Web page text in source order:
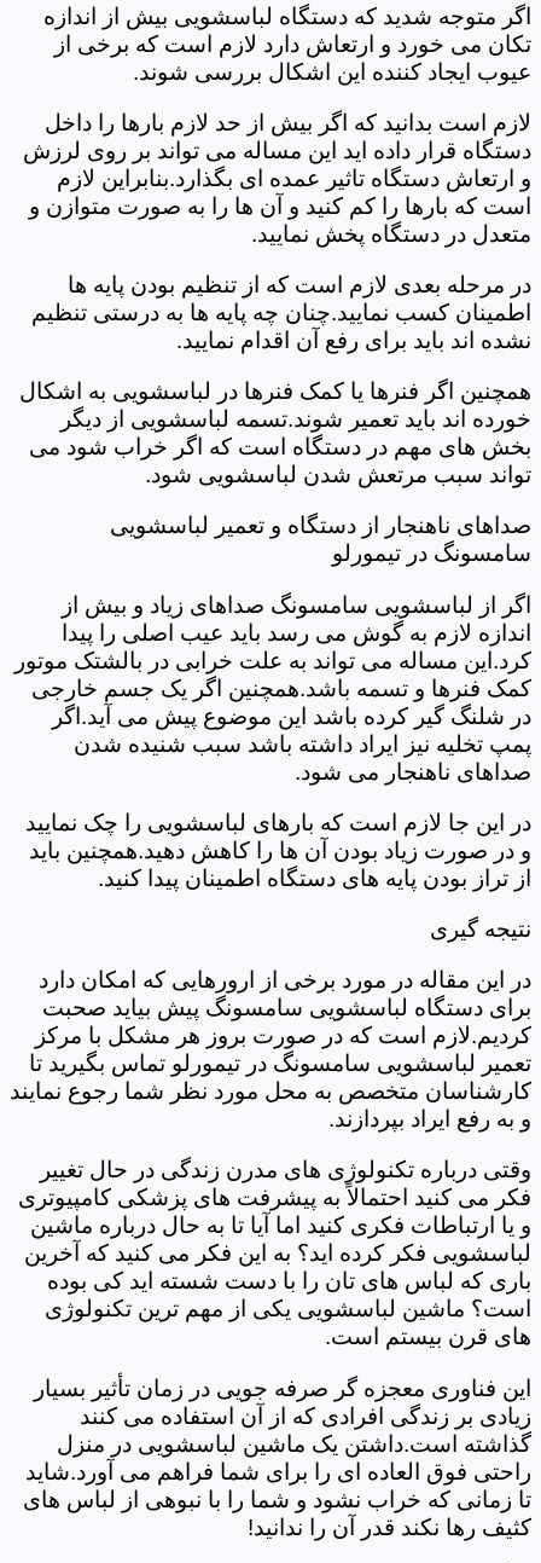
اگر متوجه شدید که دستگاه لباسشویی بیش از اندازه
تکان می خورد و ارتعاش دارد لازم است که برخی از
عیوب ایجاد کننده این اشکال بررسی شوند.
لازم است بدانید که اگر بیش از حد لازم بارها را داخل
دستگاه قرار داده اید این مساله می تواند بر روی لرزش
و ارتعاش دستگاه تاثیر عمده ای بگذارد.بنابراین لازم
است که بارها را کم کنید و آن ها را به صورت متوازن و
متعدل در دستگاه پخش نمایید.
در مرحله بعدی لازم است که از تنظیم بودن پایه ها
اطمینان کسب نمایید.چنان چه پایه ها به درستی تنظیم
نشده اند باید برای رفع آن اقدام نمایید.
همچنین اگر فنرها یا کمک فنرها در لباسشویی به اشکال
خورده اند باید تعمیر شوند.تسمه لباسشویی از دیگر
بخش های مهم در دستگاه است که اگر خراب شود می
تواند سبب مرتعش شدن لباسشویی شود.
صداهای ناهنجار از دستگاه و تعمیر لباسشویی
سامسونگ در تیمورلو
اگر از لباسشویی سامسونگ صداهای زیاد و بیش از
اندازه لازم به گوش می رسد باید عیب اصلی را پیدا
کرد.این مساله می تواند به علت خرابی در بالشتک موتور
کمک فنرها و تسمه باشد.همچنین اگر یک جسم خارجی
در شلنگ گیر کرده باشد این موضوع پیش می آید.اگر
پمپ تخلیه نیز ایراد داشته باشد سبب شنیده شدن
صداهای ناهنجار می شود.
در این جا لازم است که بارهای لباسشویی را چک نمایید
و در صورت زیاد بودن آن ها را کاهش دهید.همچنین باید
از تراز بودن پایه های دستگاه اطمینان پیدا کنید.
نتیجه گیری
در این مقاله در مورد برخی از ارورهایی که امکان دارد
برای دستگاه لباسشویی سامسونگ پیش بیاید صحبت
کردیم.لازم است که در صورت بروز هر مشکل با مرکز
تعمیر لباسشویی سامسونگ در تیمورلو تماس بگیرید تا
کارشناسان متخصص به محل مورد نظر شما رجوع نمایند
و به رفع ایراد بپردازند.
وقتی درباره تکنولوژی های مدرن زندگی در حال تغییر
فکر می کنید احتمالاً به پیشرفت های پزشکی کامپیوتری
و یا ارتباطات فکری کنید اما آیا تا به حال درباره ماشین
لباسشویی فکر کرده اید؟ به این فکر می کنید که آخرین
باری که لباس های تان را با دست شسته اید کی بوده
است؟ ماشین لباسشویی یکی از مهم ترین تکنولوژی
های قرن بیستم است.
این فناوری معجزه گر صرفه جویی در زمان تأثیر بسیار
زیادی بر زندگی افرادی که از آن استفاده می کنند
گذاشته است.داشتن یک ماشین لباسشویی در منزل
راحتی فوق العاده ای را برای شما فراهم می آورد.شاید
تا زمانی که خراب نشود و شما را با نبوهی از لباس های
کثیف رها نکند قدر آن را ندانید!